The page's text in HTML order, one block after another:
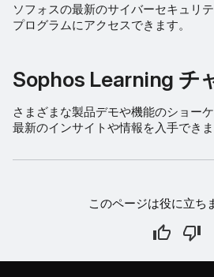
ソフォスの最新のサイバーセキュリ
プログラムにアクセスできます。
Sophos Learning チ
さまざまな製品デモや機能のショー
最新のインサイトや情報を入手できま
このページは役に立ち